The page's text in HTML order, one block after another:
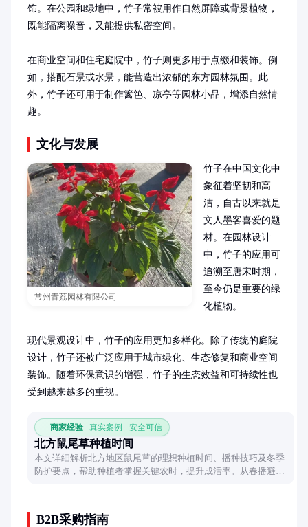
饰。在公园和绿地中，竹子常被用作自然屏障或背景植物，
既能隔离噪音，又能提供私密空间。
在商业空间和住宅庭院中，竹子则更多用于点缀和装饰。例
如，搭配石景或水景，能营造出浓郁的东方园林氛围。此
外，竹子还可用于制作篱笆、凉亭等园林小品，增添自然情
趣。
文化与发展
常州青荔园林有限公司
竹子在中国文化中
象征着坚韧和高
洁，自古以来就是
文人墨客喜爱的题
材。在园林设计
中，竹子的应用可
追溯至唐宋时期，
至今仍是重要的绿
化植物。
现代景观设计中，竹子的应用更加多样化。除了传统的庭院
设计，竹子还被广泛应用于城市绿化、生态修复和商业空间
装饰。随着环保意识的增强，竹子的生态效益和可持续性也
受到越来越多的重视。
商家经验 真实案例 · 安全可信
北方鼠尾草种植时间
本文详细解析北方地区鼠尾草的理想种植时间、播种技巧及冬季
防护要点，帮助种植者掌握关键农时，提升成活率。从春播避霜
B2B采购指南